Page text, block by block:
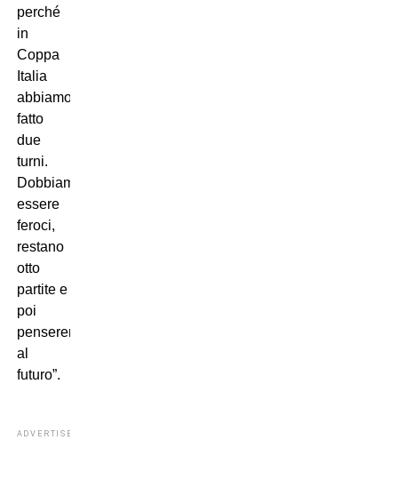
perché
in
Coppa
Italia
abbiamo
fatto
due
turni.
Dobbiamo
essere
feroci,
restano
otto
partite e
poi
penseremo
al
futuro”.
ADVERTISEMENT